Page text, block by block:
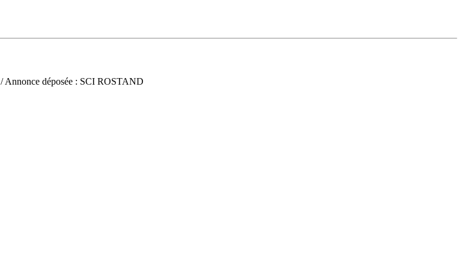
/ Annonce déposée : SCI ROSTAND